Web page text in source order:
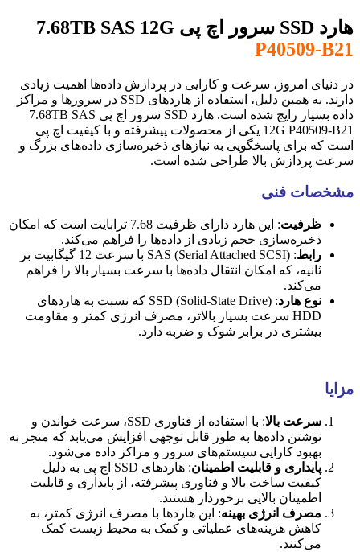
هارد SSD سرور اچ پی 7.68TB SAS 12G
P40509-B21
در دنیای امروز، سرعت و کارایی در پردازش داده‌ها اهمیت زیادی
دارند. به همین دلیل، استفاده از هاردهای SSD در سرورها و مراکز
داده بسیار رایج شده است. هارد SSD سرور اچ پی 7.68TB SAS
12G P40509-B21 یکی از محصولات پیشرفته و با کیفیت اچ پی
است که برای پاسخگویی به نیازهای ذخیره‌سازی داده‌های بزرگ و
سرعت پردازش بالا طراحی شده است.
مشخصات فنی
ظرفیت
: این هارد دارای ظرفیت 7.68 ترابایت است که امکان
ذخیره‌سازی حجم زیادی از داده‌ها را فراهم می‌کند.
رابط
: SAS (Serial Attached SCSI) با سرعت 12 گیگابیت بر
ثانیه، که امکان انتقال داده‌ها با سرعت بسیار بالا را فراهم
می‌کند.
نوع هارد
: SSD (Solid-State Drive) که نسبت به هاردهای
HDD سرعت بسیار بالاتر، مصرف انرژی کمتر و مقاومت
بیشتری در برابر شوک و ضربه دارد.
مزایا
سرعت بالا
: با استفاده از فناوری SSD، سرعت خواندن و
نوشتن داده‌ها به طور قابل توجهی افزایش می‌یابد که منجر به
بهبود کارایی سیستم‌های سرور و مراکز داده می‌شود.
پایداری و قابلیت اطمینان
: هاردهای SSD اچ پی به دلیل
کیفیت ساخت بالا و فناوری پیشرفته، از پایداری و قابلیت
اطمینان بالایی برخوردار هستند.
مصرف انرژی بهینه: این هاردها با مصرف انرژی کمتر، به
کاهش هزینه‌های عملیاتی و کمک به محیط زیست کمک
می‌کنند.